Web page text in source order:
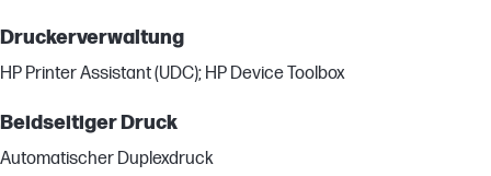
Druckerverwaltung
HP Printer Assistant (UDC); HP Device Toolbox
Beidseitiger Druck
Automatischer Duplexdruck